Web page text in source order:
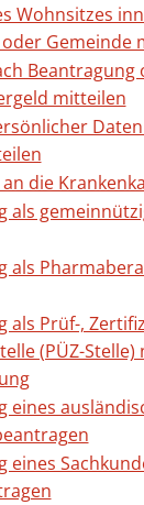
Wohnsitzes
Gemeinde
Beantragung
mitteilen
die
als
als
als Prüf-,
(PÜZ-Stelle)
eines
eines